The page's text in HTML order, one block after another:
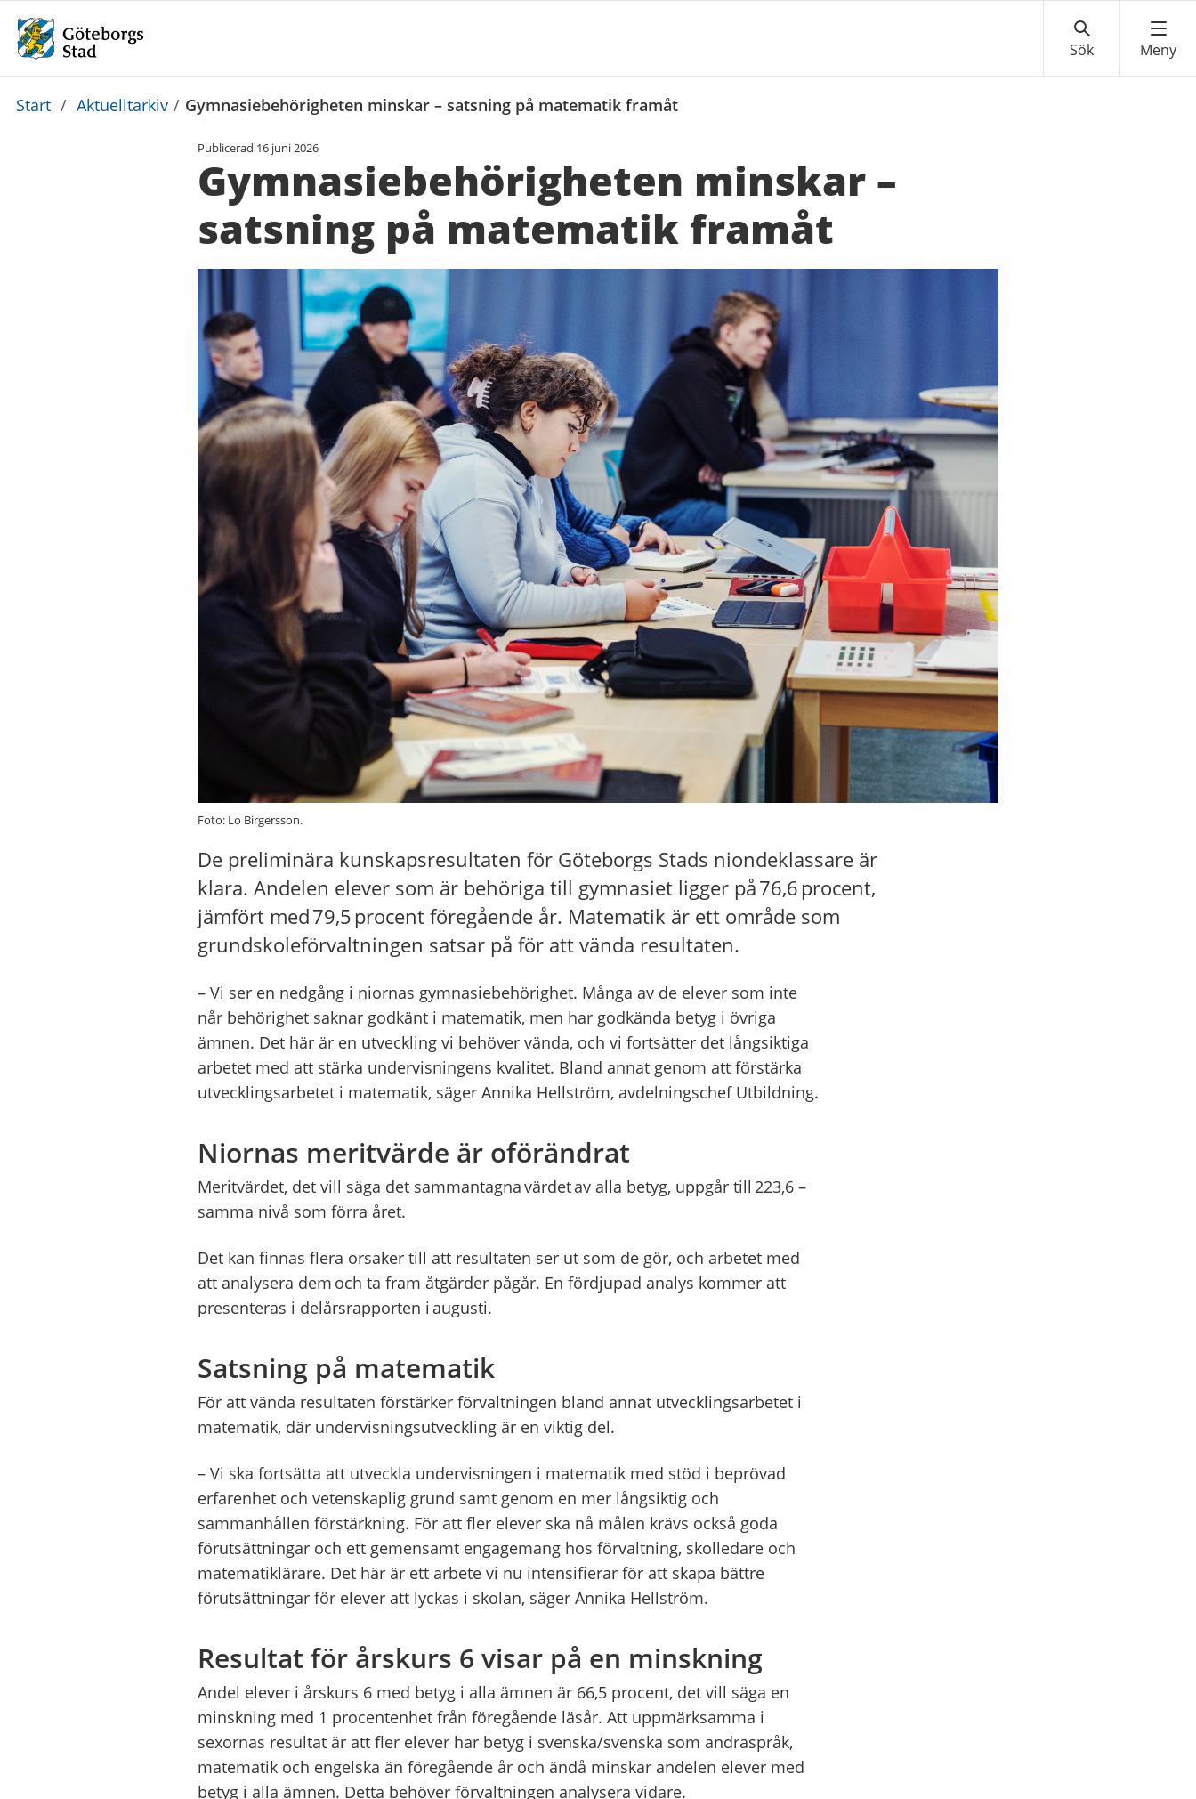
Du
Start / Aktuelltarkiv / Gymnasiebehörigheten minskar – satsning på matematik framåt
Publicerad 16 juni 2026
Gymnasiebehörigheten minskar –
satsning på matematik framåt
Foto: Lo Birgersson.
De preliminära kunskapsresultaten för Göteborgs Stads niondeklassare är
klara. Andelen elever som är behöriga till gymnasiet ligger på 76,6 procent,
jämfört med 79,5 procent föregående år. Matematik är ett område som
grundskoleförvaltningen satsar på för att vända resultaten.
– Vi ser en nedgång i niornas gymnasiebehörighet. Många av de elever som inte
når behörighet saknar godkänt i matematik, men har godkända betyg i övriga
ämnen. Det här är en utveckling vi behöver vända, och vi fortsätter det långsiktiga
arbetet med att stärka undervisningens kvalitet. Bland annat genom att förstärka
utvecklingsarbetet i matematik, säger Annika Hellström, avdelningschef Utbildning.
Niornas meritvärde är oförändrat
Meritvärdet, det vill säga det sammantagna värdet av alla betyg, uppgår till 223,6 –
samma nivå som förra året.
Det kan finnas flera orsaker till att resultaten ser ut som de gör, och arbetet med
att analysera dem och ta fram åtgärder pågår. En fördjupad analys kommer att
presenteras i delårsrapporten i augusti.
Satsning på matematik
För att vända resultaten förstärker förvaltningen bland annat utvecklingsarbetet i
matematik, där undervisningsutveckling är en viktig del.
– Vi ska fortsätta att utveckla undervisningen i matematik med stöd i beprövad
erfarenhet och vetenskaplig grund samt genom en mer långsiktig och
sammanhållen förstärkning. För att fler elever ska nå målen krävs också goda
förutsättningar och ett gemensamt engagemang hos förvaltning, skolledare och
matematiklärare. Det här är ett arbete vi nu intensifierar för att skapa bättre
förutsättningar för elever att lyckas i skolan, säger Annika Hellström.
Resultat för årskurs 6 visar på en minskning
Andel elever i årskurs 6 med betyg i alla ämnen är 66,5 procent, det vill säga en
minskning med 1 procentenhet från föregående läsår. Att uppmärksamma i
sexornas resultat är att fler elever har betyg i svenska/svenska som andraspråk,
matematik och engelska än föregående år och ändå minskar andelen elever med
betyg i alla ämnen. Detta behöver förvaltningen analysera vidare.